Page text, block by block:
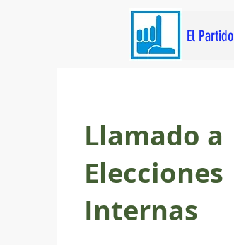
El Partido
Llamado a
Elecciones
Internas